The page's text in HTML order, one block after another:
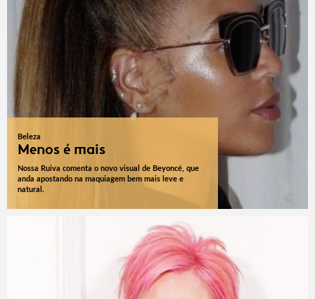
Beleza
Menos é mais
Nossa Ruiva comenta o novo visual de Beyoncé, que
anda apostando na maquiagem bem mais leve e
natural.